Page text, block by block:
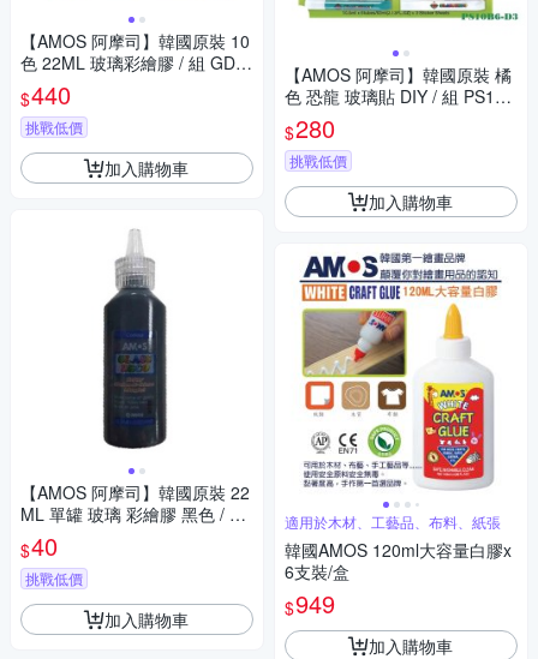
【AMOS 阿摩司】韓國原裝 10
色 22ML 玻璃彩繪膠 / 組 GD2
2P10R
$440
挑戰低價
加入購物車
【AMOS 阿摩司】韓國原裝 22
ML 單罐 玻璃 彩繪膠 黑色 / 瓶
GD22-BLACK
$40
挑戰低價
加入購物車
【AMOS 阿摩司】韓國原裝 橘
色 恐龍 玻璃貼 DIY / 組 PS10B
6-D3
$280
挑戰低價
加入購物車
適用於木材、工藝品、布料、紙張
韓國AMOS 120ml大容量白膠x
6支裝/盒
$949
加入購物車